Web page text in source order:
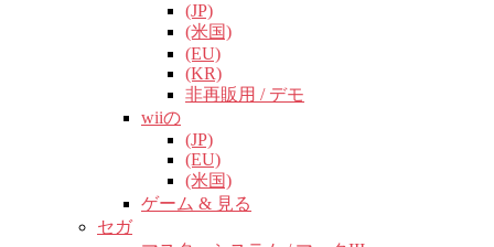
(JP)
(米国)
(EU)
(KR)
非再販用 / デモ
wiiの
(JP)
(EU)
(米国)
ゲーム & 見る
セガ